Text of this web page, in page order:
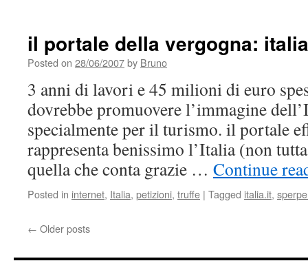
il portale della vergogna:
Posted on 28/06/2007by Bruno
3 anni di lavori e 45 milioni di euro
dovrebbe promuovere l’immagine
specialmente per il turismo. il portale
rappresenta benissimo l’Italia (non
quella che conta grazie … Continue
Posted in internet, Italia, petizioni, truffe | Tagged italia.it,
← Older posts